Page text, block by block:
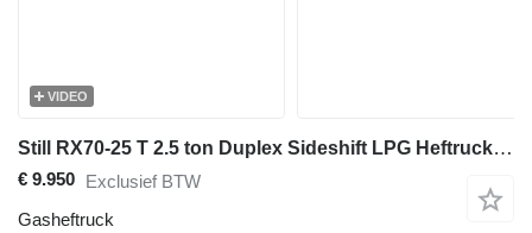
VIDEO
Still RX70-25 T 2.5 ton Duplex Sideshift LPG Heftruck 2020
€ 9.950 Exclusief BTW
Gasheftruck